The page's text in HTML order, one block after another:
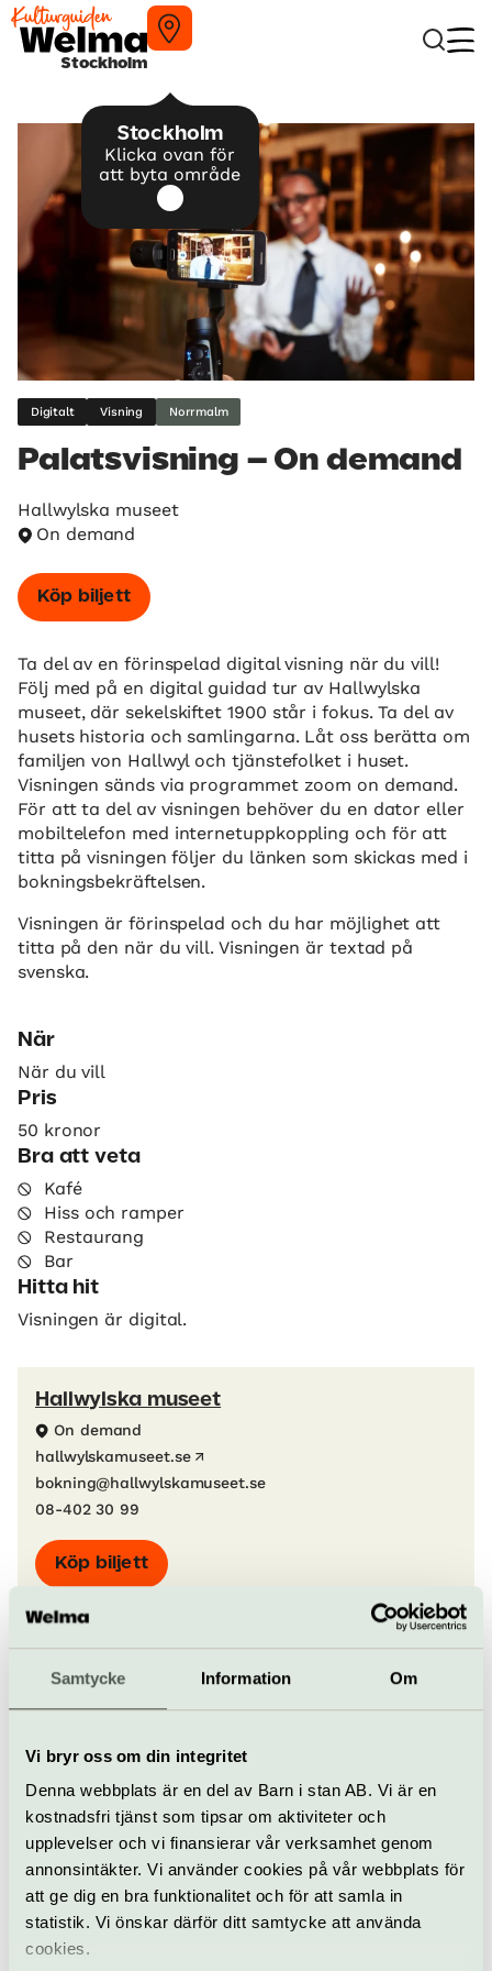
Samtycke Information Om
Vi bryr oss om din integritet
Denna webbplats är en del av Barn i stan AB. Vi är en
kostnadsfri tjänst som tipsar om aktiviteter och
upplevelser och vi finansierar vår verksamhet genom
annonsintäkter. Vi använder cookies på vår webbplats för
att ge dig en bra funktionalitet och för att samla in
statistik. Vi önskar därför ditt samtycke att använda
cookies.
Stockholm
Stockholm
Klicka ovan för
att byta område
Digitalt Visning Norrmalm
Palatsvisning – On demand
Hallwylska museet
On demand
Köp biljett
Ta del av en förinspelad digital visning när du vill!
Följ med på en digital guidad tur av Hallwylska
museet, där sekelskiftet 1900 står i fokus. Ta del av
husets historia och samlingarna. Låt oss berätta om
familjen von Hallwyl och tjänstefolket i huset.
Visningen sänds via programmet zoom on demand.
För att ta del av visningen behöver du en dator eller
mobiltelefon med internetuppkoppling och för att
titta på visningen följer du länken som skickas med i
bokningsbekräftelsen.
Visningen är förinspelad och du har möjlighet att
titta på den när du vill. Visningen är textad på
svenska.
När
När du vill
Pris
50 kronor
Bra att veta
Kafé
Hiss och ramper
Restaurang
Bar
Hitta hit
Visningen är digital.
Hallwylska museet
On demand
hallwylskamuseet.se
bokning@hallwylskamuseet.se
08-402 30 99
Köp biljett
Hallwylska museet
Tillfällig utställning
Korsettkriget – en kamp
om kvinnlighetens
sekelskiftet
Pågår till 10 januari 2027
Hallwylska museet